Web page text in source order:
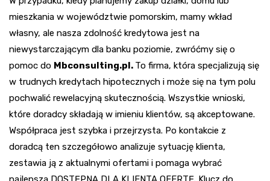
mieszkania w województwie pomorskim, mamy wkład
własny, ale nasza zdolność kredytowa jest na
niewystarczającym dla banku poziomie, zwróćmy się o
pomoc do Mbconsulting.pl. To firma, która specjalizują się
w trudnych kredytach hipotecznych i może się na tym polu
pochwalić rewelacyjną skutecznością. Wszystkie wnioski,
które doradcy składają w imieniu klientów, są akceptowane.
Współpraca jest szybka i przejrzysta. Po kontakcie z
doradcą ten szczegółowo analizuje sytuację klienta,
zestawia ją z aktualnymi ofertami i pomaga wybrać